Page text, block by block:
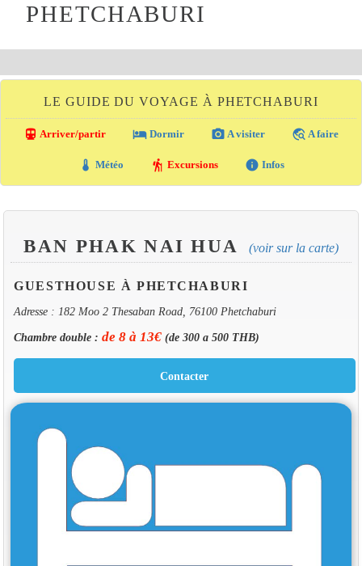
PHETCHABURI
LE GUIDE DU VOYAGE À PHETCHABURI
directions_transit Arriver/partir local_hotel Dormir photo_camera A visiter travel_explore A faire
thermostat Météo hiking Excursions info Infos
BAN PHAK NAI HUA (voir sur la carte)
GUESTHOUSE À PHETCHABURI
Adresse : 182 Moo 2 Thesaban Road, 76100 Phetchaburi
Chambre double : de 8 à 13€(de 300 a 500 THB)